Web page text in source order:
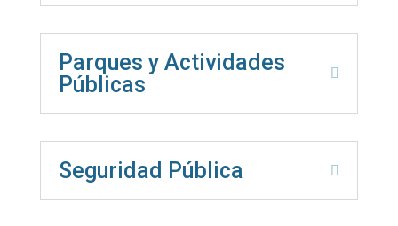
Parques y Actividades
Públicas
Seguridad Pública